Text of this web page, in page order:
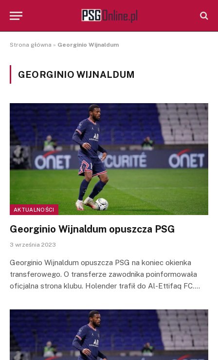
Strona główna » Georginio Wijnaldum
GEORGINIO WIJNALDUM
AKTUALNOŚCI
Georginio Wijnaldum opuszcza PSG
3 września 2023
Georginio Wijnaldum opuszcza PSG na koniec okienka
transferowego. O transferze zawodnika poinformowała
oficjalna strona klubu. Holender trafił do Al-Ettifaq FC.…